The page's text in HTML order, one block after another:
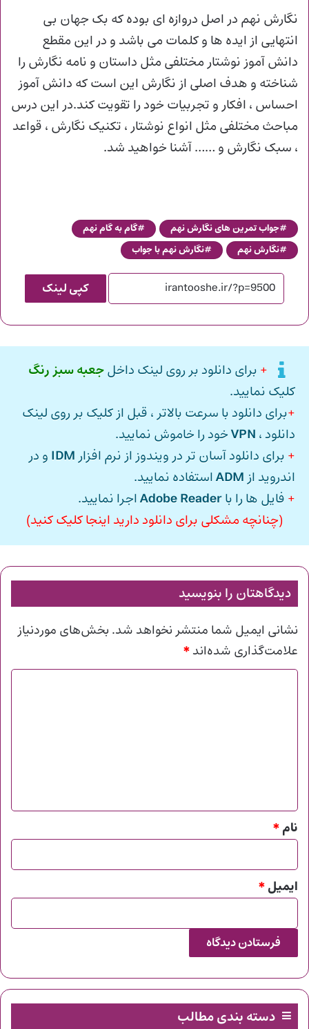
نگارش نهم در اصل دروازه ای بوده که بک جهان بی
انتهایی از ایده ها و کلمات می باشد و در این مقطع
دانش آموز نوشتار مختلفی مثل داستان و نامه نگارش را
شناخته و هدف اصلی از نگارش این است که دانش آموز
احساس ، افکار و تجربیات خود را تقویت کند.در این درس
مباحث مختلفی مثل انواع نوشتار ، تکنیک نگارش ، قواعد
، سبک نگارش و …… آشنا خواهید شد.
جواب تمرین های نگارش نهم
گام به گام نهم
نگارش نهم
نگارش نهم با جواب
کپی لینک
+ برای دانلود بر روی لینک داخلجعبه سبز رنگ
کلیک نمایید.
+برای دانلود با سرعت بالاتر ، قبل از کلیک بر روی لینک
دانلود ، VPNخود را خاموش نمایید.
+ برای دانلود آسان تر در ویندوز از نرم افزار IDM و در
اندروید از ADMاستفاده نمایید.
+ فایل ها را باAdobe Readerاجرا نمایید.
(چنانچه مشکلی برای دانلود دارید اینجا کلیک کنید)
دیدگاهتان را بنویسید
نشانی ایمیل شما منتشر نخواهد شد. بخش‌های موردنیاز
علامت‌گذاری شده‌اند*
*
نام*
ایمیل*
دسته بندی مطالب